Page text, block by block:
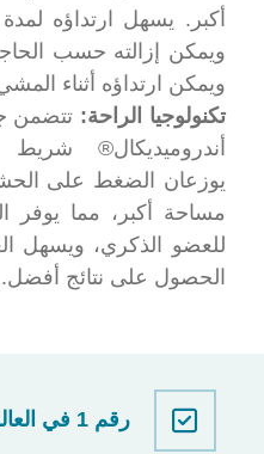
ويمكن إزالته حسب
ويمكن ارتداؤه أثناء
تكنولوجيا الراحة: تتضمن
أندروميديكال® شريط
يوزعان الضغط على
مساحة أكبر، مما يوفر
للعضو الذكري، ويسهل
الحصول على نتائج أفضل.
رقم 1 في العالم